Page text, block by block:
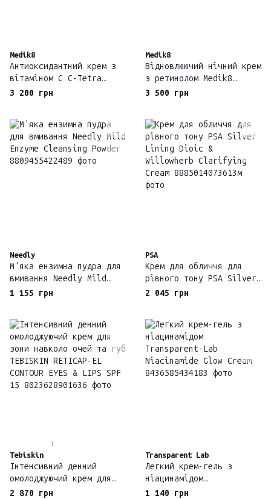
Medik8
Антиоксидантний крем з
вітаміном С C-Tetra
Cream Medik8
3 200 грн
Medik8
Відновлюючий нічний крем
з ретинолом Medik8
Intelligent Retinol
3 500 грн
Needly
М'яка ензимна пудра для
вмивання Needly Mild
Enzyme Cleansing Powder
1 155 грн
PSA
Крем для обличчя для
рівного тону PSA Silver
Lining Dioic &
2 045 грн
1
Tebiskin
Інтенсивний денний
омолоджуючий крем для
зони навколо очей та губ
2 870 грн
Transparent Lab
Легкий крем-гель з
ніацинамідом
Transparent-Lab
1 140 грн